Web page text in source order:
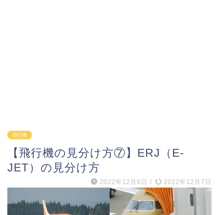
飛行機
【飛行機の見分け方⑦】ERJ（E-
JET）の見分け方
2022年12月6日 / 2022年12月7日